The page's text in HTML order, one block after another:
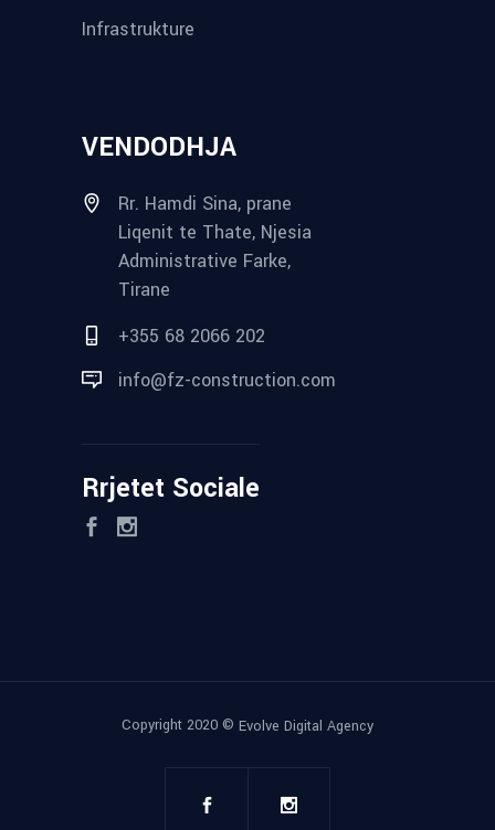
Infrastrukture
VENDODHJA
Rr. Hamdi Sina, prane
Liqenit te Thate, Njesia
Administrative Farke,
Tirane
+355 68 2066 202
info@fz-construction.com
Rrjetet Sociale
Copyright 2020 © Evolve Digital Agency